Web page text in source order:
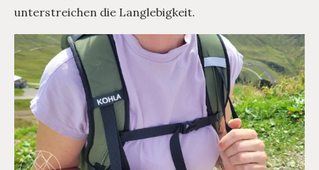
unterstreichen die Langlebigkeit.